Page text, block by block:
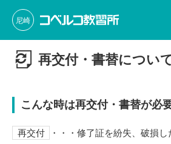
尼崎
再交付・書替につい
こんな時は再交付・書替が必
再交付
・・・修了証を紛失、破損